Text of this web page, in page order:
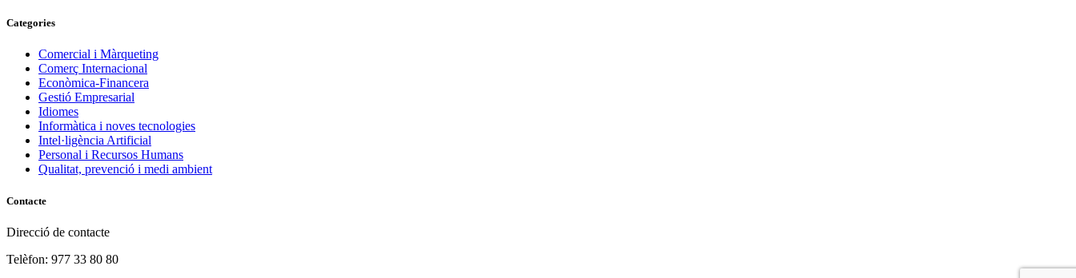
Categories
Comercial i Màrqueting
Comerç Internacional
Econòmica-Financera
Gestió Empresarial
Idiomes
Informàtica i noves tecnologies
Intel·ligència Artificial
Personal i Recursos Humans
Qualitat, prevenció i medi ambient
Contacte
Direcció de contacte
Telèfon: 977 33 80 80